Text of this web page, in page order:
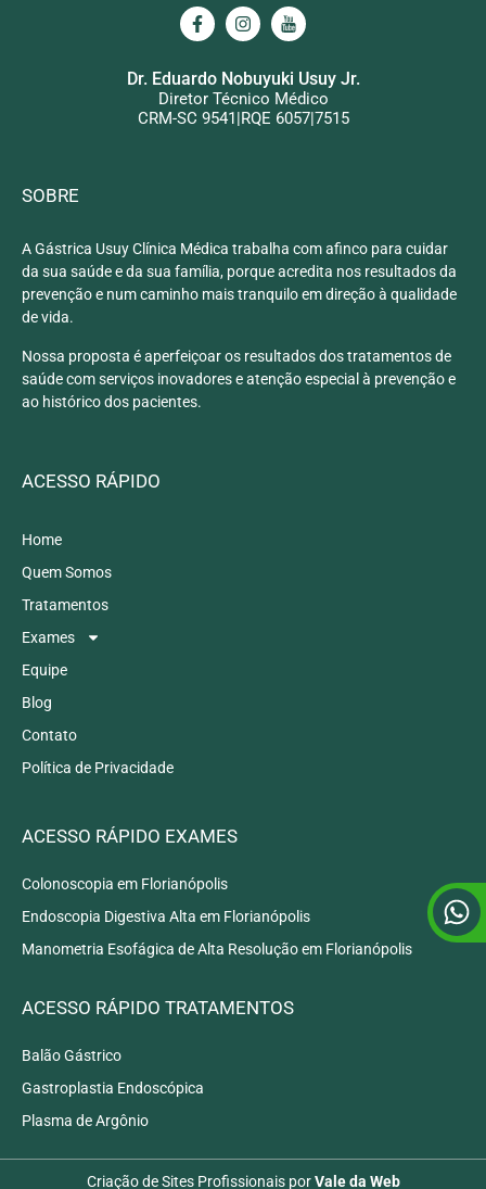
Dr. Eduardo Nobuyuki Usuy Jr.
Diretor Técnico Médico
CRM-SC 9541|RQE 6057|7515
SOBRE
A Gástrica Usuy Clínica Médica trabalha com afinco para cuidar
da sua saúde e da sua família, porque acredita nos resultados da
prevenção e num caminho mais tranquilo em direção à qualidade
de vida.
Nossa proposta é aperfeiçoar os resultados dos tratamentos de
saúde com serviços inovadores e atenção especial à prevenção e
ao histórico dos pacientes.
ACESSO RÁPIDO
Home
Quem Somos
Tratamentos
Exames
Equipe
Blog
Contato
Política de Privacidade
ACESSO RÁPIDO EXAMES
Colonoscopia em Florianópolis
Endoscopia Digestiva Alta em Florianópolis
Manometria Esofágica de Alta Resolução em Florianópolis
ACESSO RÁPIDO TRATAMENTOS
Balão Gástrico
Gastroplastia Endoscópica
Plasma de Argônio
Criação de Sites ProfissionaisporVale da Web